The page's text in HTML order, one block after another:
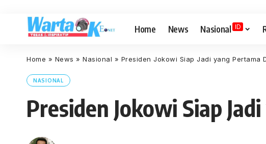
Home News Nasional ID
Home » News » Nasional » Presiden Jokowi Siap Jadi yang Pertama
NASIONAL
Presiden Jokowi Siap